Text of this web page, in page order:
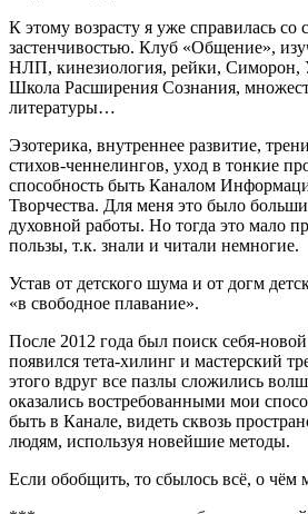
К этому возрасту я уже справилась со
застенчивостью. Клуб «Общение»,
НЛП, кинезиология, рейки, Симорон,
Школа Расширения Сознания,
литературы…
Эзотерика, внутреннее развитие,
стихов-ченнелингов, уход в тонкие
способность быть Каналом
Творчества. Для меня это было
духовной работы. Но тогда это мало
пользы, т.к. знали и читали немногие.
Устав от детского шума и от догм
«в свободное плавание».
После 2012 года был поиск себя-
появился тета-хилинг и мастерский
этого вдруг все пазлы сложились
оказались востребованными мои
быть в Канале, видеть сквозь
людям, используя новейшие методы.
Если обобщить, то сбылось всё, о чём